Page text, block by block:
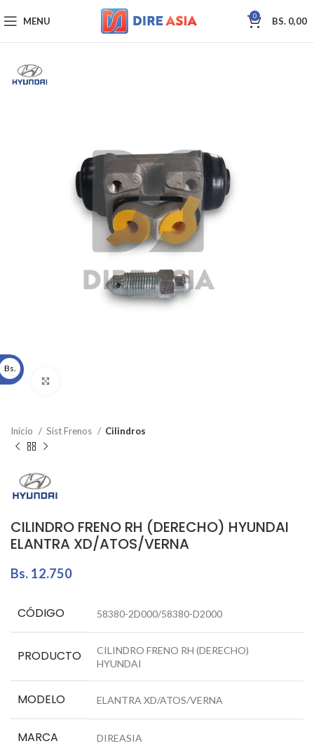
MENU 0 BS. 0,00
Inicio Sist Frenos Cilindros
CILINDRO FRENO RH (DERECHO) HYUNDAI
ELANTRA XD/ATOS/VERNA
Bs. 12.750
CÓDIGO 58380-2D000/58380-D2000
PRODUCTO
CILINDRO FRENO RH (DERECHO)
HYUNDAI
MODELO ELANTRA XD/ATOS/VERNA
MARCA DIREASIA
Bs.